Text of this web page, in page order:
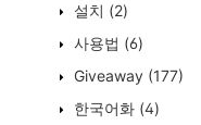
설치 (2)
사용법 (6)
Giveaway (177)
한국어화 (4)